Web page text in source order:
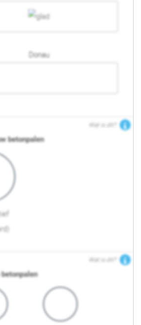
Donau
Wat is dit?
betonpalen
Wat is dit?